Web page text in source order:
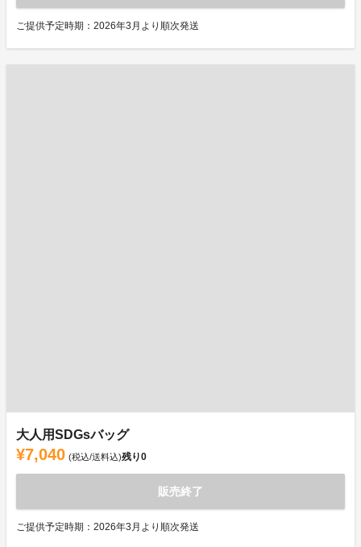
ご提供予定時期：2026年3月より順次発送
大人用SDGsバッグ
¥7,040 (税込/送料込)残り0
販売終了
ご提供予定時期：2026年3月より順次発送